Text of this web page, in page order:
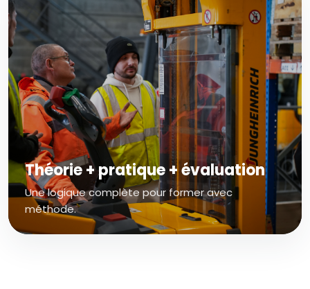
Théorie + pratique + évaluation
Une logique complète pour former avec
méthode.